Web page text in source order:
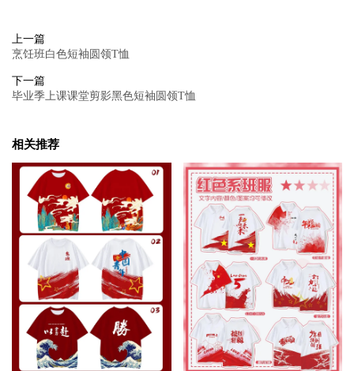
上一篇
烹饪班白色短袖圆领T恤
下一篇
毕业季上课课堂剪影黑色短袖圆领T恤
相关推荐